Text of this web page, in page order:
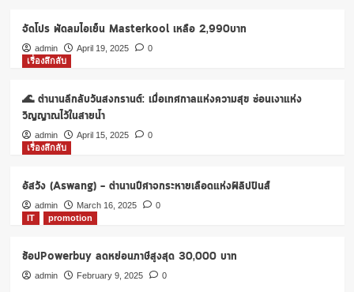
ปัง
ดึง
นัก
แสดง
หนุ่ม
ชื่อ
ดัง
วิน”
ร่วม
งาน
คอล
เล็ก
จัดโปร พัดลมไอเย็น Masterkool เหลือ 2,990บาท
admin April 19, 2025
0
เรื่องลึกลับ
🌊 ตำนานลึกลับวันสงกรานต์: เมื่อเทศกาลแห่งความสุข ซ่อนเงาแห่ง
วิญญาณไว้ในสายน้ำ
admin April 15, 2025
0
เรื่องลึกลับ
อัสวัง (Aswang) – ตำนานปีศาจกระหายเลือดแห่งฟิลิปปินส์
admin March 16, 2025
0
IT
promotion
ช้อปPowerbuy ลดหย่อนภาษีสูงสุด 30,000 บาท
admin February 9, 2025 0